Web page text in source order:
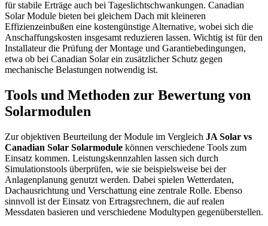
für stabile Erträge auch bei Tageslichtschwankungen. Canadian
Solar Module bieten bei gleichem Dach mit kleineren
Effizienzeinbußen eine kostengünstige Alternative, wobei sich die
Anschaffungskosten insgesamt reduzieren lassen. Wichtig ist für den
Installateur die Prüfung der Montage und Garantiebedingungen,
etwa ob bei Canadian Solar ein zusätzlicher Schutz gegen
mechanische Belastungen notwendig ist.
Tools und Methoden zur Bewertung von
Solarmodulen
Zur objektiven Beurteilung der Module im Vergleich JA Solar vs
Canadian Solar Solarmodule können verschiedene Tools zum
Einsatz kommen. Leistungskennzahlen lassen sich durch
Simulationstools überprüfen, wie sie beispielsweise bei der
Anlagenplanung genutzt werden. Dabei spielen Wetterdaten,
Dachausrichtung und Verschattung eine zentrale Rolle. Ebenso
sinnvoll ist der Einsatz von Ertragsrechnern, die auf realen
Messdaten basieren und verschiedene Modultypen gegenüberstellen.